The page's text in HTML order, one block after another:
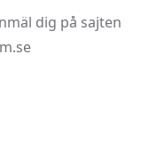
dig på sajten